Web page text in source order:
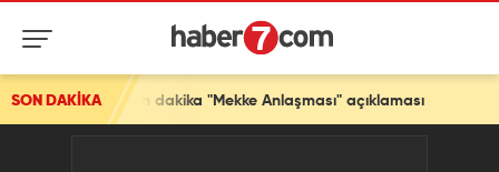
SON DAKİKA
"Mekke Anlaşması" açıklaması